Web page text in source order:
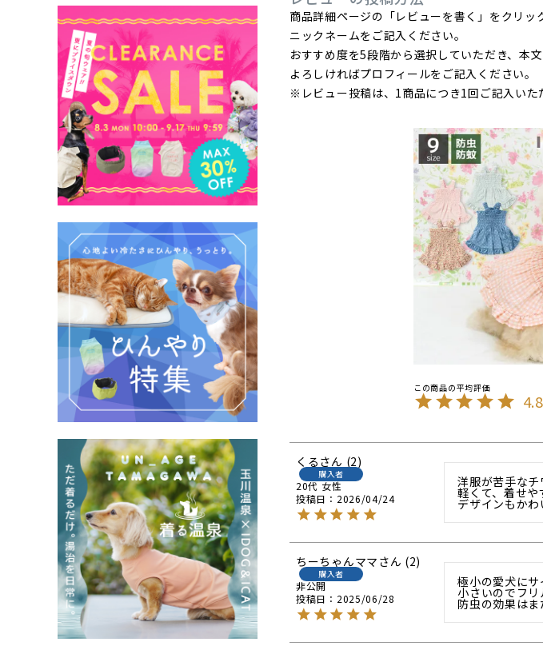
商品詳細ページの「レビューを書く」をクリッ
ニックネームをご記入ください。
おすすめ度を5段階から選択していただき、本
よろしければプロフィールをご記入ください。
※レビュー投稿は、1商品につき1回ご記入いた
くる
2
購入者
20代 女性
投稿日
2026/04/24
洋服が苦手なチ
軽くて、着せや
デザインもか
ちーちゃんママ 2
購入者
非公開
投稿日
2025/06/28
極小の愛犬にサ
小さいのでフ
防虫の効果はま